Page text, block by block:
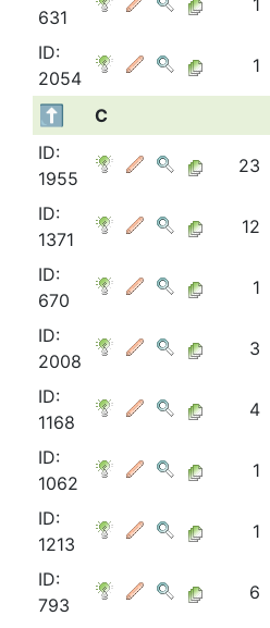
631
1
ID:
2054
1
C
ID:
1955
23
ID:
1371
12
ID:
670
1
ID:
2008
3
ID:
1168
4
ID:
1062
1
ID:
1213
1
ID:
793
6